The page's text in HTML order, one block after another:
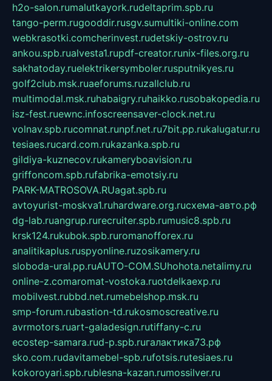
h2o-salon.rumalutkayork.rudeltaprim.spb.ru
tango-perm.rugooddir.rusgv.sumultiki-online.com
webkrasotki.comcherinvest.rudetskiy-ostrov.ru
ankou.spb.rualvesta1.rupdf-creator.runix-files.org.ru
sakhatoday.ruelektrikersymboler.rusputnikyes.ru
golf2club.msk.ruaeforums.ruzallclub.ru
multimodal.msk.ruhabaigry.ruhaikko.rusobakopedia.ru
isz-fest.ruewnc.infoscreensaver-clock.net.ru
volnav.spb.rucomnat.runpf.net.ru7bit.pp.rukalugatur.ru
tesiaes.rucard.com.rukazanka.spb.ru
gildiya-kuznecov.rukameryboavision.ru
griffoncom.spb.rufabrika-emotsiy.ru
PARK-MATROSOVA.RUagat.spb.ru
avtoyurist-moskva1.ruhardware.org.ruсхема-авто.рф
dg-lab.ruangrup.rurecruiter.spb.rumusic8.spb.ru
krsk124.rukubok.spb.ruromanofforex.ru
analitikaplus.ruspyonline.ruzosikamery.ru
sloboda-ural.pp.ruAUTO-COM.SUhohota.netalimy.ru
online-z.comaromat-vostoka.ruotdelkaexp.ru
mobilvest.rubbd.net.rumebelshop.msk.ru
smp-forum.rubastion-td.rukosmoscreative.ru
avrmotors.ruart-galadesign.rutiffany-c.ru
ecostep-samara.rud-p.spb.ruгалактика73.рф
sko.com.rudavitamebel-spb.rufotsis.rutesiaes.ru
kokoroyari.spb.rublesna-kazan.rumossilver.ru